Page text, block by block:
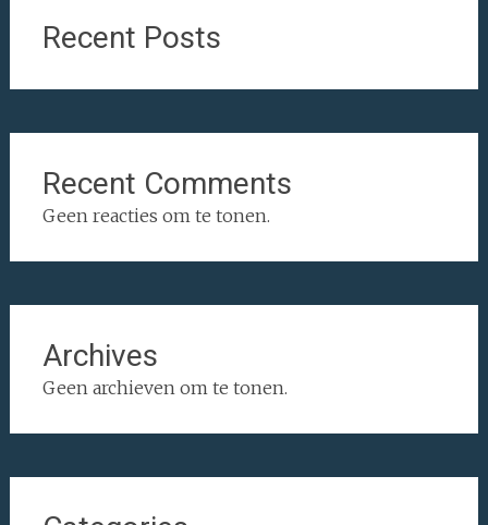
Recent Posts
Recent Comments
Geen reacties om te tonen.
Archives
Geen archieven om te tonen.